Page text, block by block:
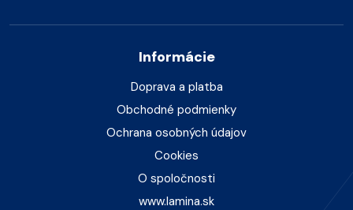
Informácie
Doprava a platba
Obchodné podmienky
Ochrana osobných údajov
Cookies
O spoločnosti
www.lamina.sk